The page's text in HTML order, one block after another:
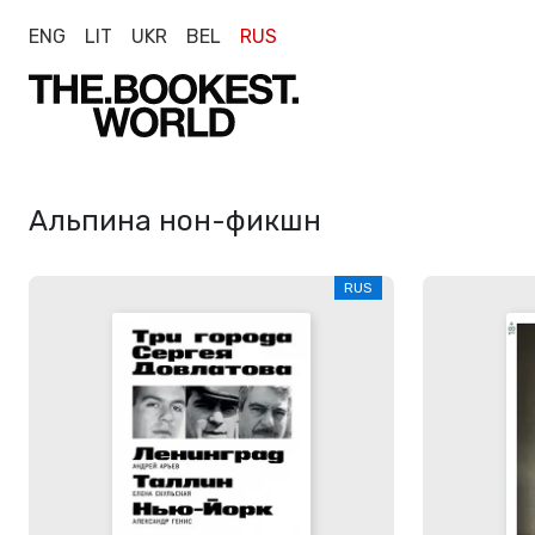
ENG LIT UKR BEL RUS
Альпина нон-фикшн
RUS